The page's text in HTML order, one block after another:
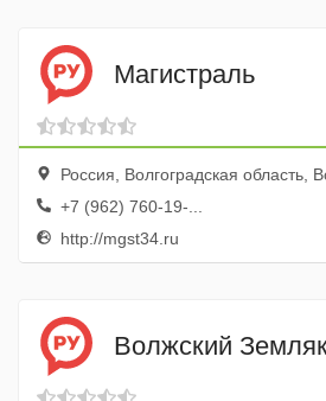
Магистраль
Россия, Волгоградская область, Волжский, улица
+7 (962) 760-19-...
http://mgst34.ru
Волжский